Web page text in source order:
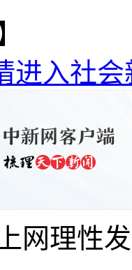
进入社会
网理性